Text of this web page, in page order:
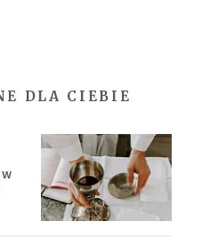
DLA CIEBIE